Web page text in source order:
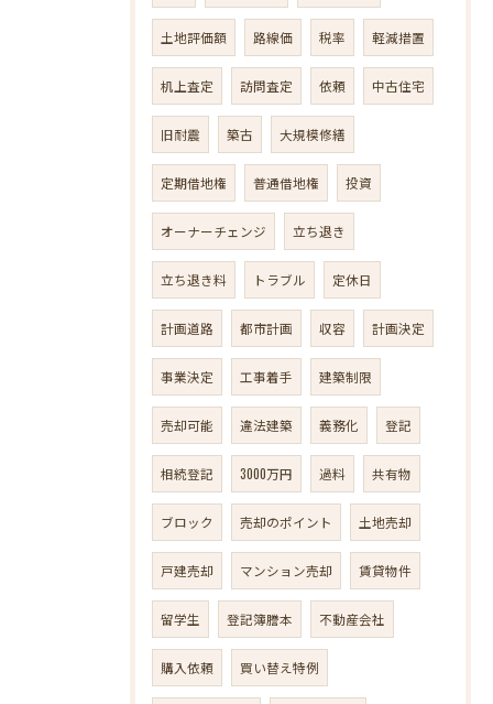
土地評価額 路線価 税率 軽減措置
机上査定 訪問査定 依頼 中古住宅
旧耐震 築古 大規模修繕
定期借地権 普通借地権 投資
オーナーチェンジ 立ち退き
立ち退き料 トラブル 定休日
計画道路 都市計画 収容 計画決定
事業決定 工事着手 建築制限
売却可能 違法建築 義務化 登記
相続登記 3000万円 過料 共有物
ブロック 売却のポイント 土地売却
戸建売却 マンション売却 賃貸物件
留学生 登記簿謄本 不動産会社
購入依頼 買い替え特例